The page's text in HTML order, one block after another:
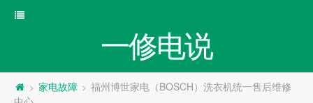
一修电说
> 家电故障 > 福州博世家电（BOSCH）洗衣机统一售后维修